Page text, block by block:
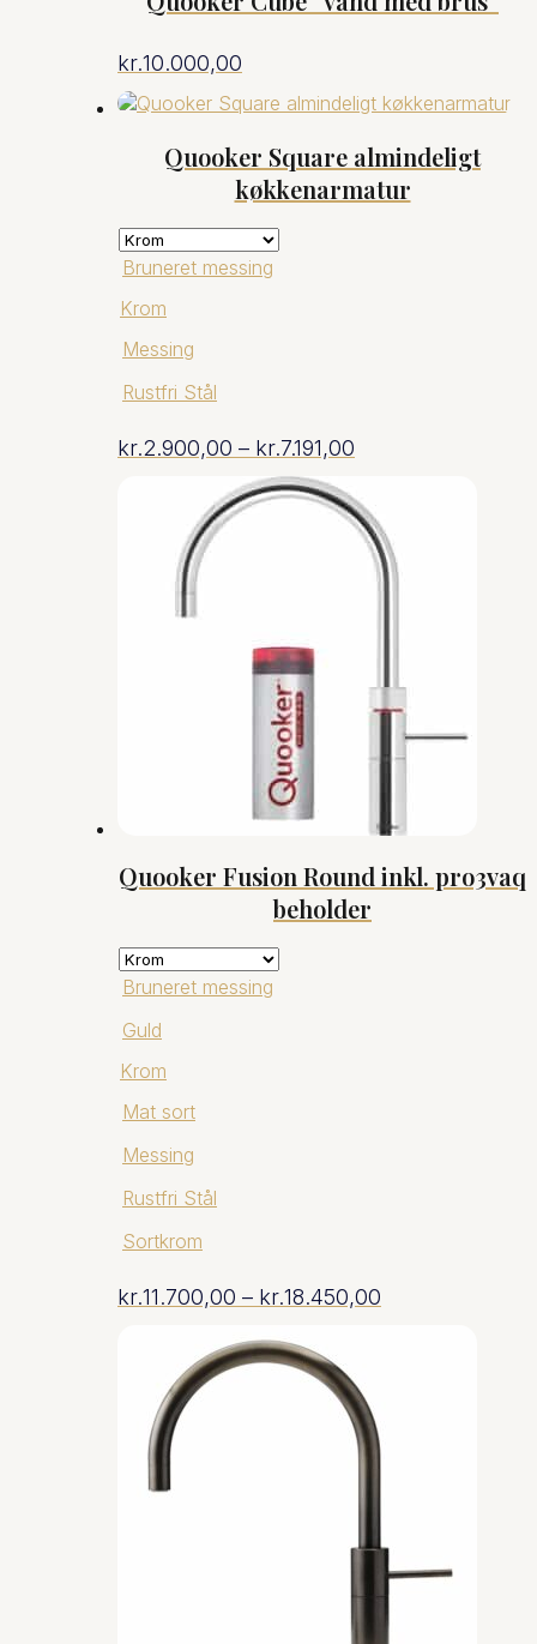
kr.10.000,00
Quooker Square almindeligt
køkkenarmatur
Bruneret messing
Krom
Messing
Rustfri Stål
kr.2.900,00 – kr.7.191,00
kr.2.900,00
til
Quooker Fusion Round inkl. pro3vaq
beholder
Bruneret messing
Guld
Krom
Mat sort
Messing
Rustfri Stål
Sortkrom
kr.11.700,00 – kr.18.450,00
kr.18.450,00